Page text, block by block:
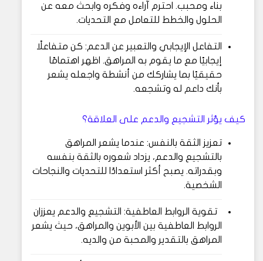
بناء ومحبب. احترم آراءه وفكره وابحث معه عن
الحلول والخطط للتعامل مع التحديات.
التفاعل الإيجابي والتعبير عن الدعم: كن متفاعلًا
إيجابيًا مع ما يقوم به المراهق. اظهر اهتمامًا
حقيقيًا بما يشاركك من أنشطة واجعله يشعر
بأنك داعم له وتشجعه.
كيف يؤثر التشجيع والدعم على العلاقة؟
تعزيز الثقة بالنفس: عندما يشعر المراهق
بالتشجيع والدعم، يزداد شعوره بالثقة بنفسه
وبقدراته. يصبح أكثر استعدادًا للتحديات والنجاحات
الشخصية.
تقوية الروابط العاطفية: التشجيع والدعم يعززان
الروابط العاطفية بين الأبوين والمراهق، حيث يشعر
المراهق بالتقدير والمحبة من والديه.